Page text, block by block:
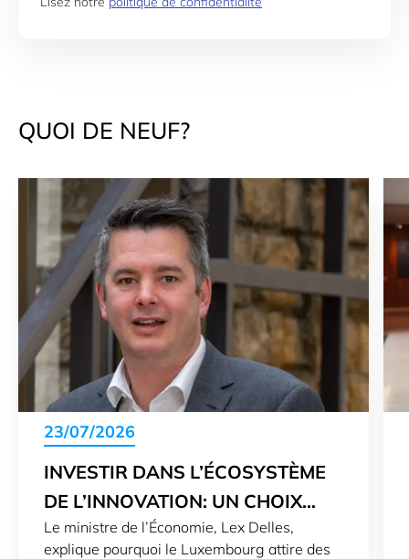
QUOI DE NEUF?
23/07/2026
INVESTIR DANS L’ÉCOSYSTÈME
DE L’INNOVATION: UN CHOIX
STRATÉGIQUE
Le ministre de l’Économie, Lex Delles,
explique pourquoi le Luxembourg attire des